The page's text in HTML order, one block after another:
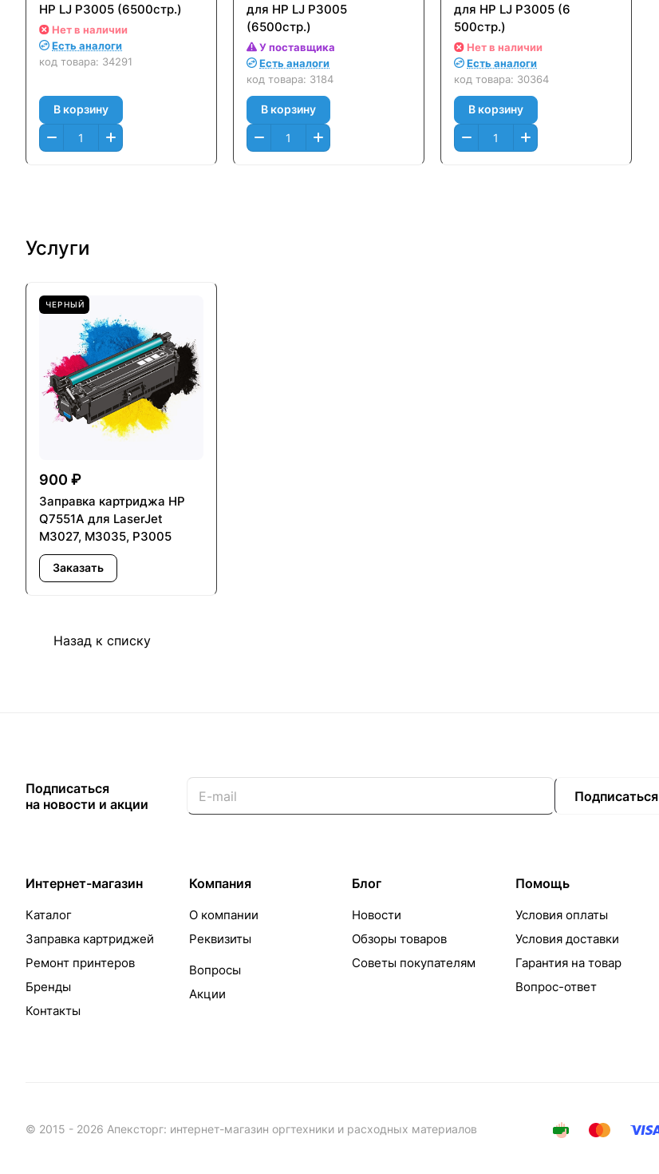
HP LJ P3005 (6500стр.)
Нет в наличии
Есть аналоги
код товара: 34291
В корзину
для HP LJ P3005
(6500стр.)
У поставщика
Есть аналоги
код товара: 3184
В корзину
для HP LJ P3005 (6
500стр.)
Нет в наличии
Есть аналоги
код товара: 30364
В корзину
Услуги
ЧЕРНЫЙ
900 ₽
Заправка картриджа HP
Q7551A для LaserJet
M3027, M3035, P3005
Заказать
Назад к списку
Подписаться
на новости и акции
Подписаться
Интернет-магазин
Каталог
Заправка картриджей
Ремонт принтеров
Бренды
Контакты
Компания
О компании
Реквизиты
Вопросы
Акции
Блог
Новости
Обзоры товаров
Советы покупателям
Помощь
Условия оплаты
Условия доставки
Гарантия на товар
Вопрос-ответ
© 2015 - 2026 Апексторг: интернет-магазин оргтехники и расходных материалов